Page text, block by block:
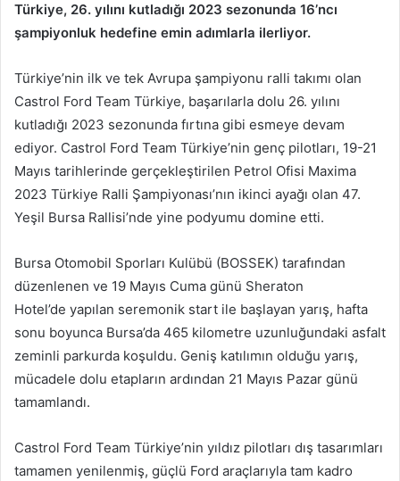
Türkiye, 26. yılını kutladığı 2023 sezonunda 16’ncı
şampiyonluk hedefine emin adımlarla ilerliyor.
Türkiye’nin ilk ve tek Avrupa şampiyonu ralli takımı olan
Castrol Ford Team Türkiye, başarılarla dolu 26. yılını
kutladığı 2023 sezonunda fırtına gibi esmeye devam
ediyor. Castrol Ford Team Türkiye’nin genç pilotları, 19-21
Mayıs tarihlerinde gerçekleştirilen Petrol Ofisi Maxima
2023 Türkiye Ralli Şampiyonası’nın ikinci ayağı olan 47.
Yeşil Bursa Rallisi’nde yine podyumu domine etti.
Bursa Otomobil Sporları Kulübü (BOSSEK) tarafından
düzenlenen ve 19 Mayıs Cuma günü Sheraton
Hotel’de yapılan seremonik start ile başlayan yarış, hafta
sonu boyunca Bursa’da 465 kilometre uzunluğundaki asfalt
zeminli parkurda koşuldu. Geniş katılımın olduğu yarış,
mücadele dolu etapların ardından 21 Mayıs Pazar günü
tamamlandı.
Castrol Ford Team Türkiye’nin yıldız pilotları dış tasarımları
tamamen yenilenmiş, güçlü Ford araçlarıyla tam kadro